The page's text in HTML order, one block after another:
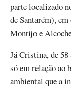
parte localizado
de Santarém),
Montijo e
Já Cristina, de 58
só em relação ao
ambiental que a